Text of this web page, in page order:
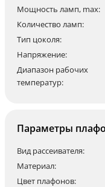
Мощность ламп, max:
Количество ламп:
Тип цоколя:
Напряжение:
Диапазон рабочих
температур:
Параметры
Вид рассеивателя:
Материал:
Цвет плафонов: